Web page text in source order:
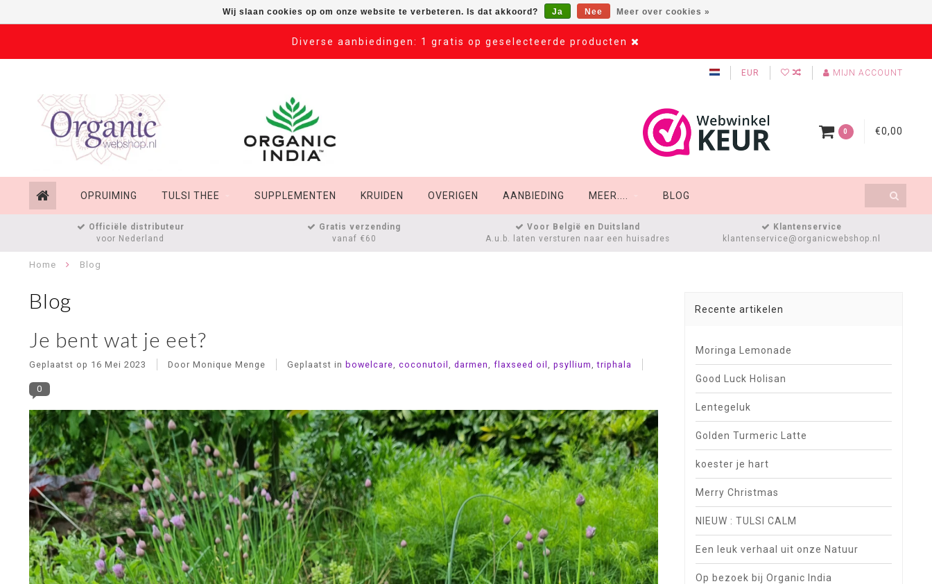
Diverse aanbiedingen: 1 gratis op geselecteerde producten
EUR MIJN ACCOUNT
0 €0,00
OPRUIMING TULSI THEE SUPPLEMENTEN KRUIDEN OVERIGEN AANBIEDING MEER.... BLOG
Officiële distributeur
voor Nederland
Gratis verzending
vanaf €60
Voor België en Duitsland
A.u.b. laten versturen naar een huisadres
Klantenservice
klantenservice@organicwebshop.nl
Home Blog
Blog
Je bent wat je eet?
Geplaatst op 16 Mei 2023 Door Monique Menge Geplaatst in bowelcare, coconutoil , darmen, flaxseed oil , psyllium,triphala
0
Recente artikelen
Moringa Lemonade
Good Luck Holisan
Lentegeluk
Golden Turmeric Latte
koester je hart
Merry Christmas
NIEUW : TULSI CALM
Een leuk verhaal uit onze Natuur
Op bezoek bij Organic India
Wij slaan cookies op om onze website te verbeteren. Is dat akkoord? Ja Nee Meer over cookies »